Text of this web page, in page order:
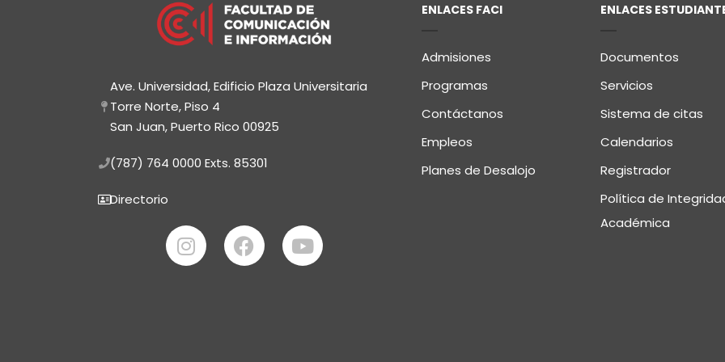
Ave. Universidad, Edificio Plaza Universitaria
Torre Norte, Piso 4
San Juan, Puerto Rico 00925
(787) 764 0000 Exts. 85301
Directorio
ENLACES FACI
Admisiones
Programas
Contáctanos
Empleos
Planes de Desalojo
ENLACES
Documentos
Servicios
Sistema de citas
Calendarios
Registrador
Política de
Académica